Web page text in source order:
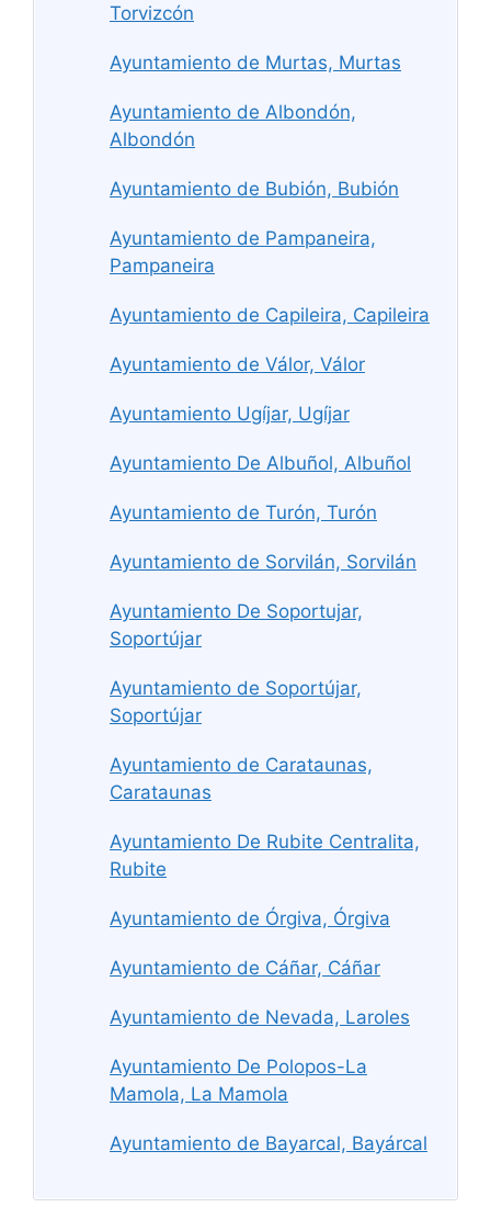
Torvizcón
Ayuntamiento de Murtas, Murtas
Ayuntamiento de Albondón,
Albondón
Ayuntamiento de Bubión, Bubión
Ayuntamiento de Pampaneira,
Pampaneira
Ayuntamiento de Capileira, Capileira
Ayuntamiento de Válor, Válor
Ayuntamiento Ugíjar, Ugíjar
Ayuntamiento De Albuñol, Albuñol
Ayuntamiento de Turón, Turón
Ayuntamiento de Sorvilán, Sorvilán
Ayuntamiento De Soportujar,
Soportújar
Ayuntamiento de Soportújar,
Soportújar
Ayuntamiento de Carataunas,
Carataunas
Ayuntamiento De Rubite Centralita,
Rubite
Ayuntamiento de Órgiva, Órgiva
Ayuntamiento de Cáñar, Cáñar
Ayuntamiento de Nevada, Laroles
Ayuntamiento De Polopos-La
Mamola, La Mamola
Ayuntamiento de Bayarcal, Bayárcal